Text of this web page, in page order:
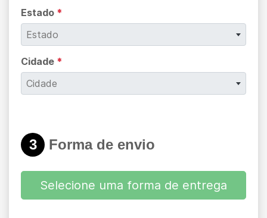
Estado *
Estado
Cidade *
Cidade
3 Forma de envio
Selecione uma forma de entrega